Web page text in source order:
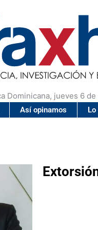
Dominicana, jueves 6
Así opinamos